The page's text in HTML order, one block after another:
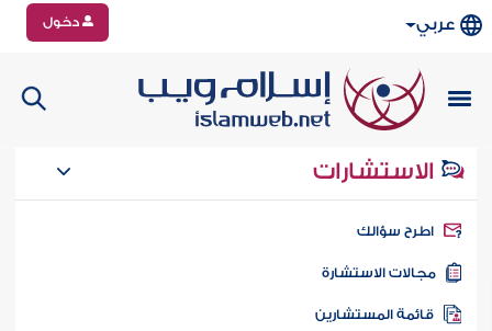
عربي دخول
الاستشارات
سؤالك
الاستشارة